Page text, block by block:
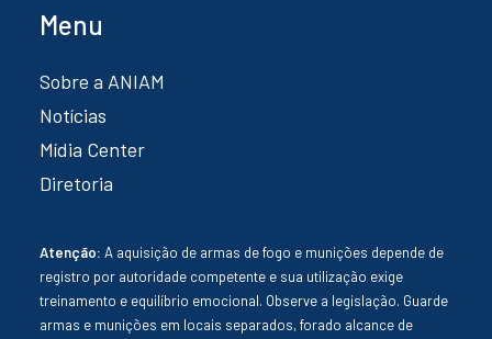
Menu
Sobre a ANIAM
Notícias
Mídia Center
Diretoria
Atenção: A aquisição de armas de fogo e munições depende de
registro por autoridade competente e sua utilização exige
treinamento e equilíbrio emocional. Observe a legislação. Guarde
armas e munições em locais separados, forado alcance de